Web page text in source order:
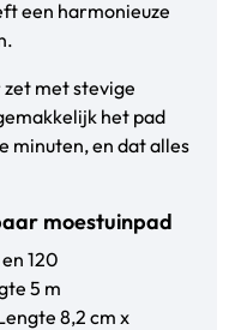
een harmonieuze
met stevige
het pad
minuten, en dat alles
moestuinpad
120
5 m
8,2 cm x